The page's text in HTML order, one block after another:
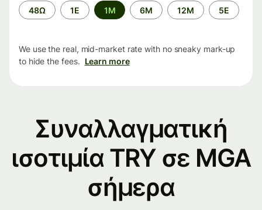
Time
period
48Ω 1Ε 1M 6M 12M 5Ε
We use the real, mid-market rate with no sneaky mark-up
to hide the fees. Learn more
Συναλλαγματική
ισοτιμία TRY σε MGA
σήμερα